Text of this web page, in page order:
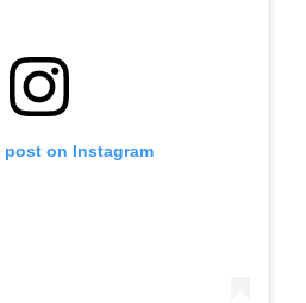
post on Instagram